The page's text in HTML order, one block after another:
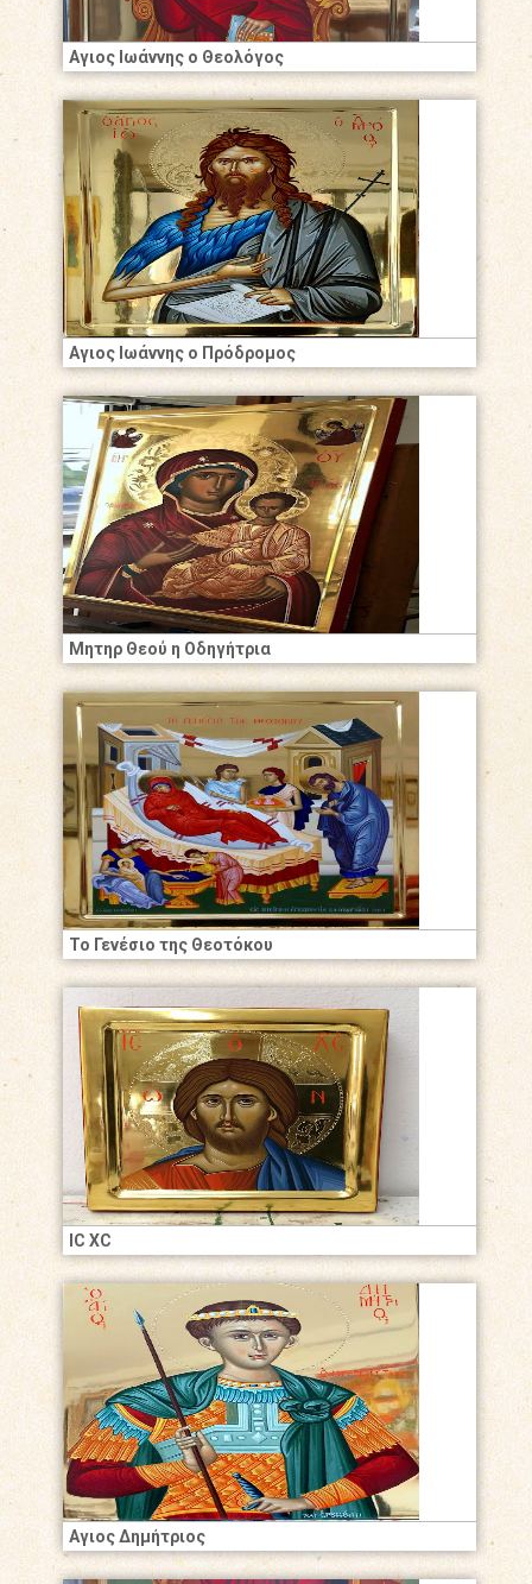
Αγιος Ιωάννης ο Θεολόγος
Αγιος Ιωάννης ο Πρόδρομος
Μητηρ Θεού η Οδηγήτρια
Το Γενέσιο της Θεοτόκου
IC XC
Αγιος Δημήτριος